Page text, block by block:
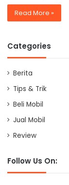
Read More »
Categories
Berita
Tips & Trik
Beli Mobil
Jual Mobil
Review
Follow Us On: